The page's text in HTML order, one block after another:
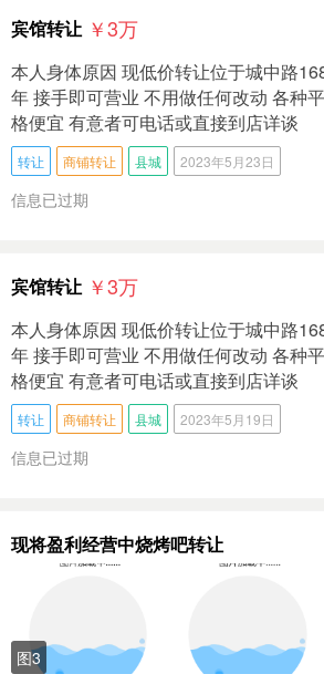
宾馆转让 ￥3万
本人身体原因 现低价转让位于城中路
年 接手即可营业 不用做任何改动 各种
格便宜 有意者可电话或直接到店详谈
转让 商铺转让 县城 2023年5月23日
信息已过期
宾馆转让 ￥3万
本人身体原因 现低价转让位于城中路
年 接手即可营业 不用做任何改动 各种
格便宜 有意者可电话或直接到店详谈
转让 商铺转让 县城 2023年5月19日
信息已过期
现将盈利经营中烧烤吧转让
图3